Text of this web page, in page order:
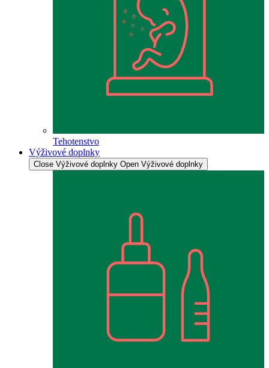
Tehotenstvo
Výživové doplnky
Close Výživové doplnky Open Výživové doplnky